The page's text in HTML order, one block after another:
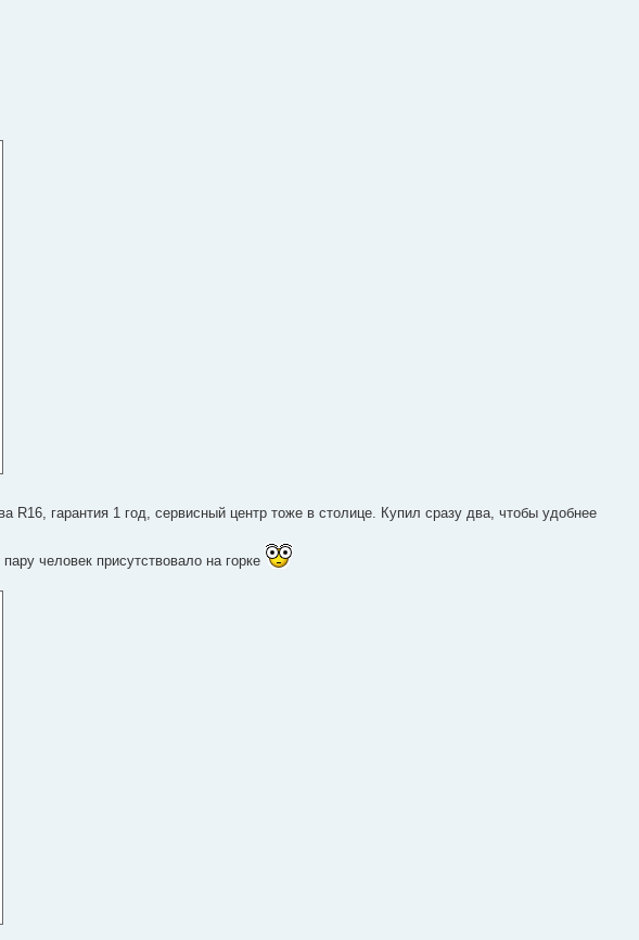
R16, гарантия 1 год, сервисный центр тоже в столице. Купил сразу два, чтобы удобнее
человек присутствовало на горке